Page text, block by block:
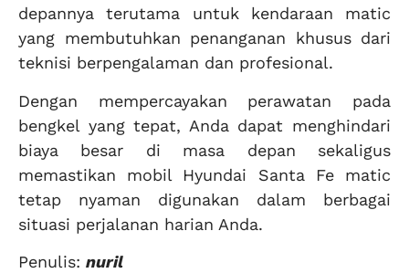
depannya terutama untuk kendaraan matic
yang membutuhkan penanganan khusus dari
teknisi berpengalaman dan profesional.
Dengan mempercayakan perawatan pada
bengkel yang tepat, Anda dapat menghindari
biaya besar di masa depan sekaligus
memastikan mobil Hyundai Santa Fe matic
tetap nyaman digunakan dalam berbagai
situasi perjalanan harian Anda.
Penulis: nuril